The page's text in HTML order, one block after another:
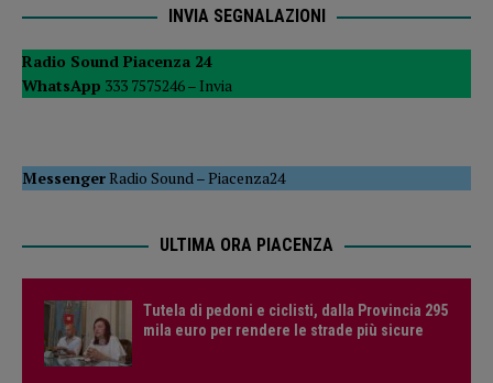
INVIA SEGNALAZIONI
Radio Sound Piacenza 24
WhatsApp 333 7575246 – Invia
MessengerRadio Sound –Piacenza24
ULTIMA ORA PIACENZA
Tutela di pedoni e ciclisti, dalla Provincia 295
mila euro per rendere le strade più sicure